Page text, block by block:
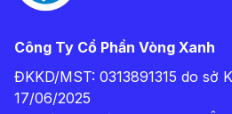
Công Ty Cổ Phần Vòng Xanh
ĐKKD/MST: 0313891315 do sở
17/06/2025